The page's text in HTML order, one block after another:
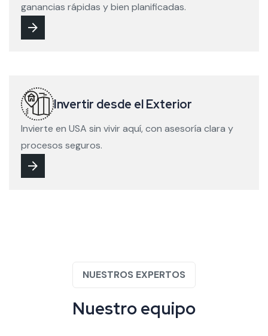
ganancias rápidas y bien planificadas.
Invertir desde el Exterior
Invierte en USA sin vivir aquí, con asesoría clara y
procesos seguros.
NUESTROS EXPERTOS
Nuestroequipo